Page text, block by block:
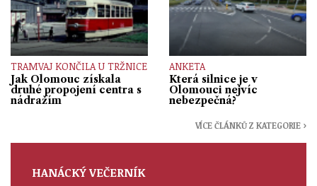
TRAMVAJ KONČILA U TRŽNICE
Jak Olomouc získala
druhé propojení centra s
nádražím
ANKETA
Která silnice je v
Olomouci nejvíc
nebezpečná?
VÍCE ČLÁNKŮ Z KATEGORIE ›
HANÁCKÝ VEČERNÍK